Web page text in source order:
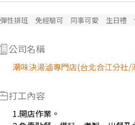
彈性排班 免經驗可 同事可愛 生日禮
公司名稱
潮味決湯滷專門店(台北合江分社/
打工內容
1.開店作業。